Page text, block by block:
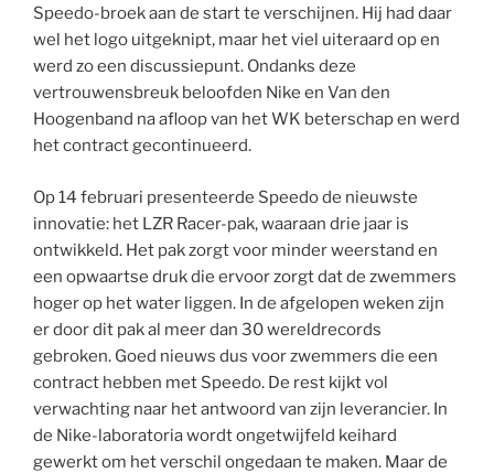
Speedo-broek aan de start te verschijnen. Hij had daar
wel het logo uitgeknipt, maar het viel uiteraard op en
werd zo een discussiepunt. Ondanks deze
vertrouwensbreuk beloofden Nike en Van den
Hoogenband na afloop van het WK beterschap en werd
het contract gecontinueerd.
Op 14 februari presenteerde Speedo de nieuwste
innovatie: het LZR Racer-pak, waaraan drie jaar is
ontwikkeld. Het pak zorgt voor minder weerstand en
een opwaartse druk die ervoor zorgt dat de zwemmers
hoger op het water liggen. In de afgelopen weken zijn
er door dit pak al meer dan 30 wereldrecords
gebroken. Goed nieuws dus voor zwemmers die een
contract hebben met Speedo. De rest kijkt vol
verwachting naar het antwoord van zijn leverancier. In
de Nike-laboratoria wordt ongetwijfeld keihard
gewerkt om het verschil ongedaan te maken. Maar de